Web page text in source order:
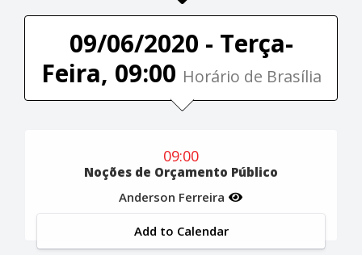
09/06/2020 - Terça-
Feira, 09:00 Horário de Brasília
09:00
Noções de Orçamento Público
Anderson Ferreira
Add to Calendar